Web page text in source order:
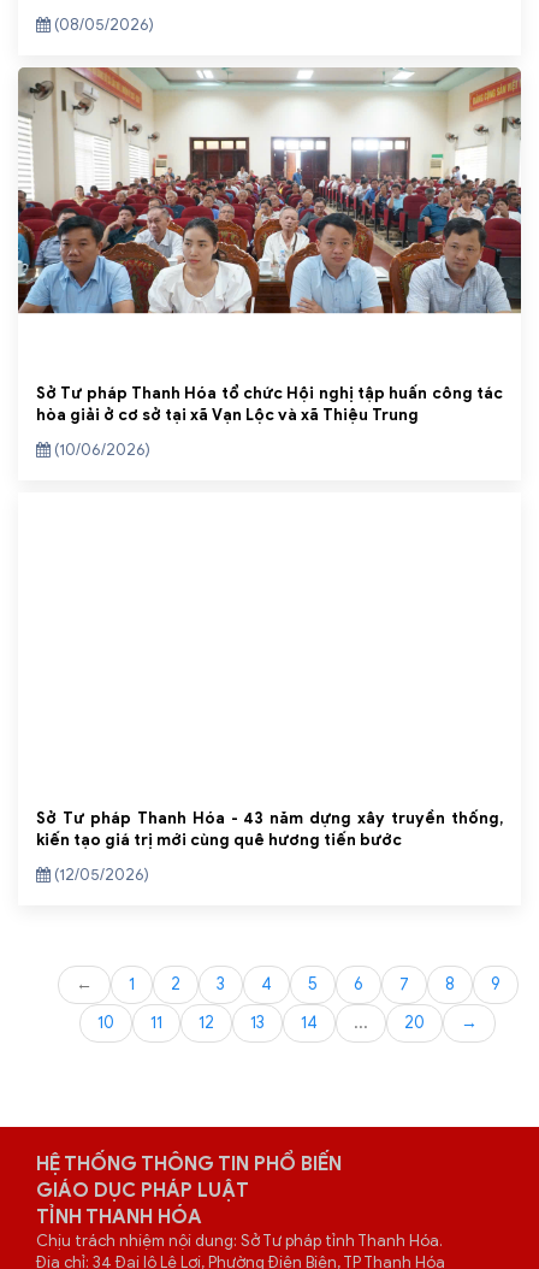
(08/05/2026)
Sở Tư pháp Thanh Hóa tổ chức Hội nghị tập huấn công tác
hòa giải ở cơ sở tại xã Vạn Lộc và xã Thiệu Trung
(10/06/2026)
Sở Tư pháp Thanh Hóa - 43 năm dựng xây truyền thống,
kiến tạo giá trị mới cùng quê hương tiến bước
(12/05/2026)
← 1 2 3 4 5 6 7 8
9
10
11 12 13 14 ... 20 →
HỆ THỐNG THÔNG TIN PHỔ BIẾN
GIÁO DỤC PHÁP LUẬT
TỈNH THANH HÓA
Chịu trách nhiệm nội dung: Sở Tư pháp tỉnh Thanh Hóa.
Địa chỉ: 34 Đại lộ Lê Lợi, Phường Điện Biên, TP Thanh Hóa